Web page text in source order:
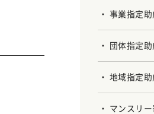
事業指定助
団体指定
地域指定助
マンスリー